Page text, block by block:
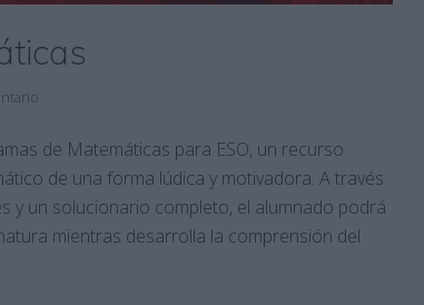
de Matemáticas para ESO, un recurso
de una forma lúdica y motivadora. A través
y un solucionario completo, el alumnado podrá
mientras desarrolla la comprensión del